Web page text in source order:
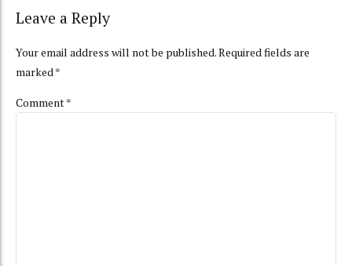
Leave a Reply
Your email address will not be published. Required fields are
marked *
Comment*